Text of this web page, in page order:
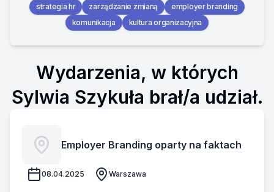
strategia hr zarządzanie zmianą
employer branding
komunikacja
kultura organizacyjna
Wydarzenia, w których
Sylwia Szykuła brał/a udział.
Employer Branding oparty na faktach
08.04.2025 Warszawa